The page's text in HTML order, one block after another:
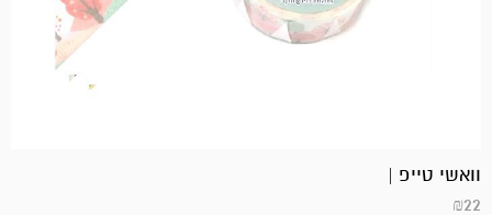
וואשי טייפ |
₪22